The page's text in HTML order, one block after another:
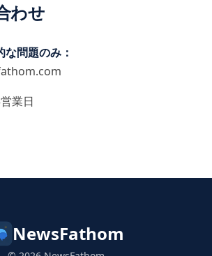
わせ
問題のみ：
業日
NewsFathom